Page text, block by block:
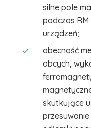
silne pole
podczas RM
urządzeń;
obecność
obcych,
skutkujące